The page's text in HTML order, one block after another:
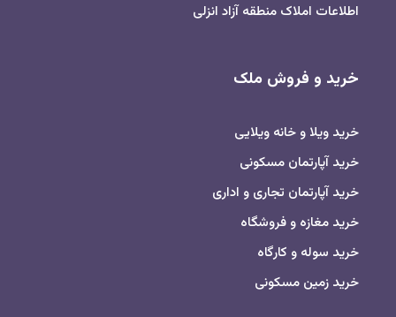
اطلاعات املاک منطقه آزاد انزلی
خرید و فروش ملک
خرید ویلا و خانه ویلایی
خرید آپارتمان مسکونی
خرید آپارتمان تجاری و اداری
خرید مغازه و فروشگاه
خرید سوله و کارگاه
خرید زمین مسکونی